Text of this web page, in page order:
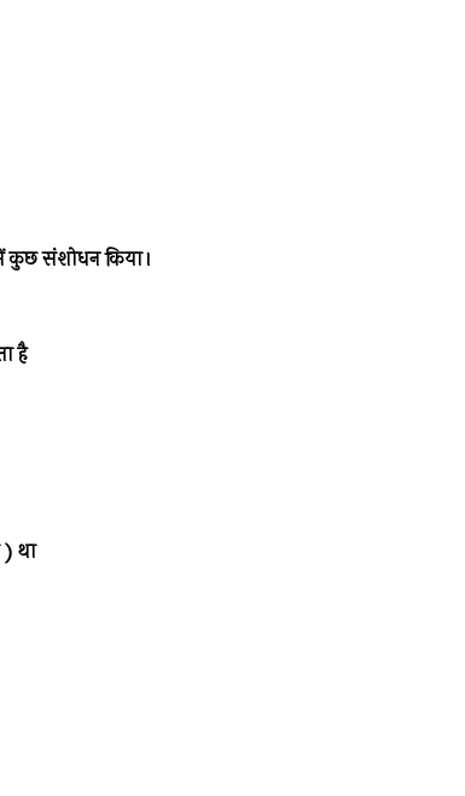
में कुछ संशोधन किया।
है
था